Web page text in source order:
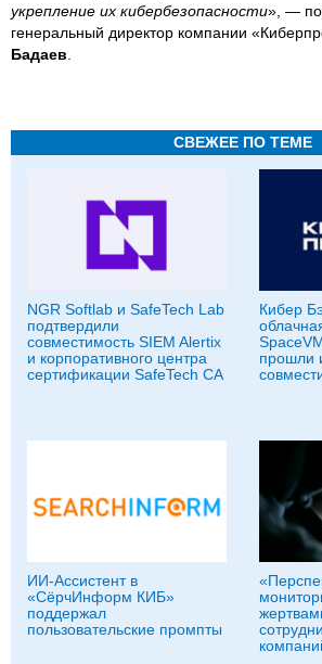
укрепление их кибербезопасности», —
генеральный директор компании
Бадаев
СВЕЖЕЕ ПО ТЕМЕ
NGR Softlab и SafeTech Lab
подтвердили
совместимость SIEM Alertix
и корпоративного центра
сертификации SafeTech CA
Кибер
прошли
ИИ-Ассистент в
«СёрчИнформ КИБ»
поддержал
пользовательские промпты